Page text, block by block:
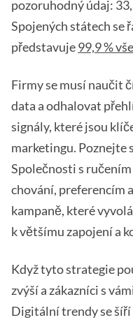
pozoruhodný údaj:
Spojených státech se
představuje99,9 %
Firmy se musí naučit
data a odhalovat
signály, které jsou
marketingu. Poznejte
Společnosti s
chování, preferencím
kampaně, které
k většímu zapojení a
Když tyto strategie
zvýší a zákazníci s
Digitální trendy se